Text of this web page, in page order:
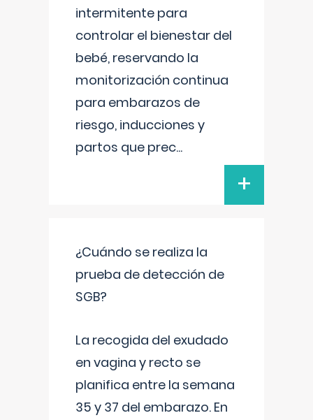
intermitente para
controlar el bienestar del
bebé, reservando la
monitorización continua
para embarazos de
riesgo, inducciones y
partos que prec...
+
¿Cuándo se realiza la
prueba de detección de
SGB?
La recogida del exudado
en vagina y recto se
planifica entre la semana
35 y 37 del embarazo. En